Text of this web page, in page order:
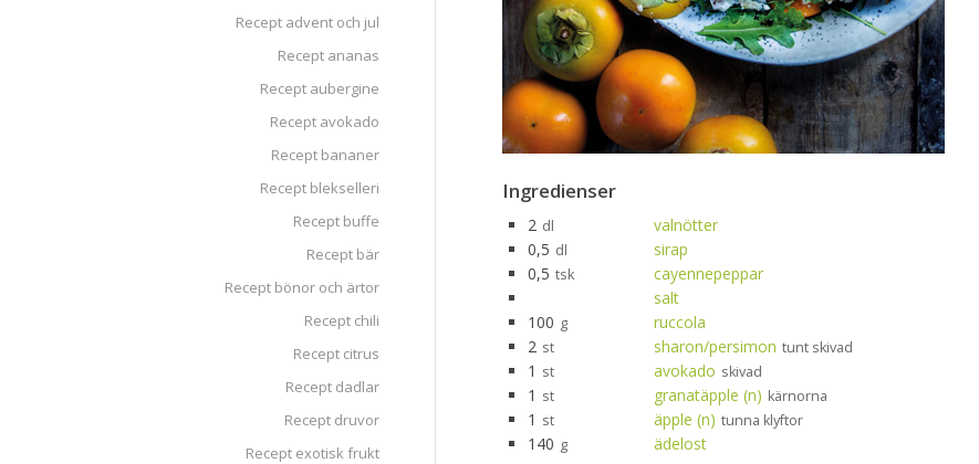
Ingredienser
2 dl
valnötter
0,5 dl
sirap
0,5 tsk
cayennepeppar
salt
100 g
ruccola
2 st sharon/persimon tunt skivad
1 st avokado skivad
1 st granatäpple (n) kärnorna
1 st äpple (n) tunna klyftor
140 g
ädelost
Recept advent och jul
Recept ananas
Recept aubergine
Recept avokado
Recept bananer
Recept blekselleri
Recept buffe
Recept bär
Recept bönor och ärtor
Recept chili
Recept citrus
Recept dadlar
Recept druvor
Recept exotisk frukt